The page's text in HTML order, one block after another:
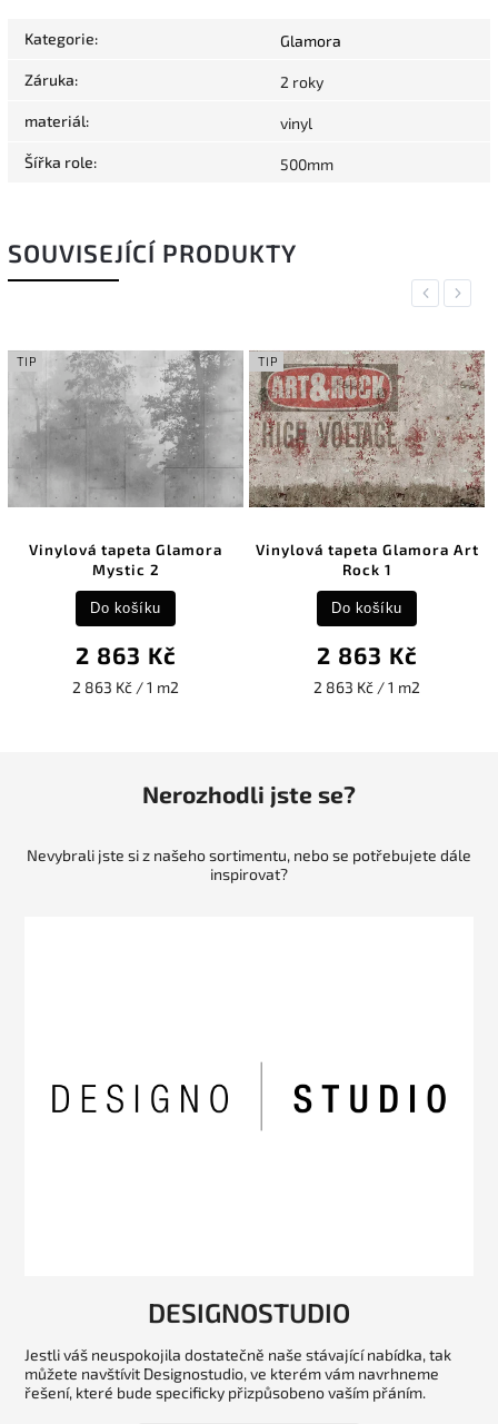
Kategorie: Glamora
Záruka: 2 roky
materiál: vinyl
Šířka role: 500mm
SOUVISEJÍCÍ PRODUKTY
Previous
TIP
Vinylová tapeta Glamora
Mystic 2
2 863 Kč
2 863 Kč / 1 m2
Do košíku
TIP
Vinylová tapeta Glamora Art
Rock 1
2 863 Kč
2 863 Kč / 1 m2
Do košíku
Next
Nerozhodli jste se?
Nevybrali jste si z našeho sortimentu, nebo se potřebujete dále
inspirovat?
DESIGNOSTUDIO
Jestli váš neuspokojila dostatečně naše stávající nabídka, tak
můžete navštívit Designostudio, ve kterém vám navrhneme
řešení, které bude specificky přizpůsobeno vaším přáním.